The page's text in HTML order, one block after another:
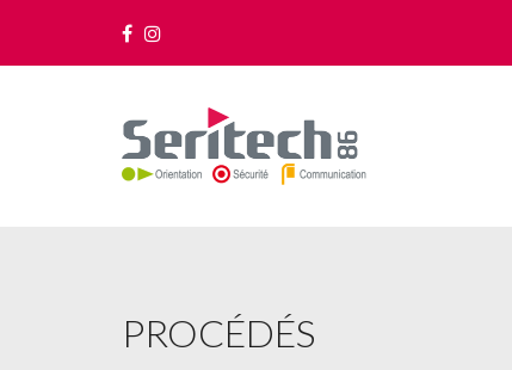
PROCÉDÉS